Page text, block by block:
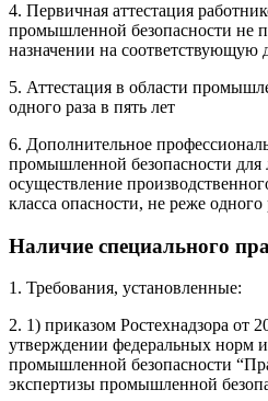
4. Первичная аттестация
промышленной безопасности не
назначении на соответствующую
5. Аттестация в области
одного раза в пять лет
6. Дополнительное
промышленной безопасности для
осуществление
класса опасности, не реже одного
Наличие специального
1. Требования, установленные:
2. 1) приказом Ростехнадзора от
утверждении федеральных норм
промышленной безопасности
экспертизы промышленной